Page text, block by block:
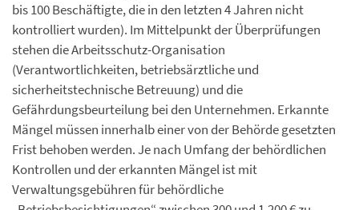
bis 100 Beschäftigte, die in den letzten 4 Jahren nicht
kontrolliert wurden). Im Mittelpunkt der Überprüfungen
stehen die Arbeitsschutz-Organisation
(Verantwortlichkeiten, betriebsärztliche und
sicherheitstechnische Betreuung) und die
Gefährdungsbeurteilung bei den Unternehmen. Erkannte
Mängel müssen innerhalb einer von der Behörde gesetzten
Frist behoben werden. Je nach Umfang der behördlichen
Kontrollen und der erkannten Mängel ist mit
Verwaltungsgebühren für behördliche